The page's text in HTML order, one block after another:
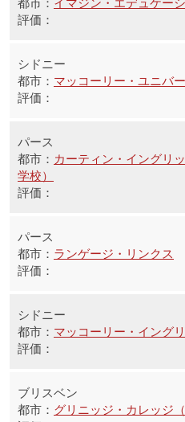
シドニー
マッコーリー・ユニバ
パース
カーティン・イングリ
学校）
パース
ランゲージ・リンクス
シドニー
マッコーリー・イング
ブリスベン
グリニッジ・カレッジ